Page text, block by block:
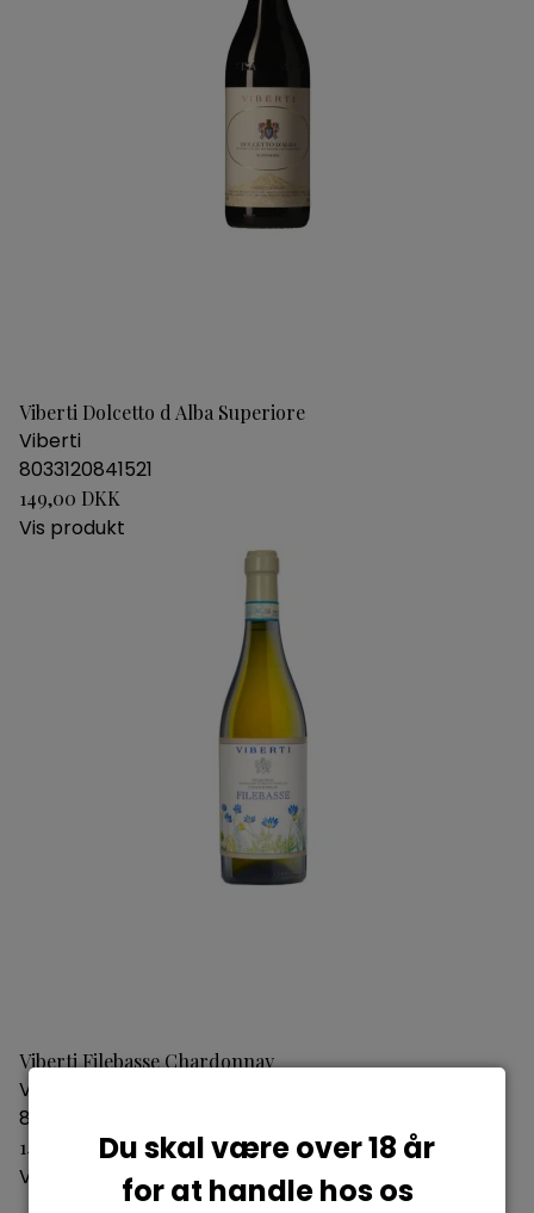
Du skal være over 18 år
for at handle hos os
Viberti Dolcetto d Alba Superiore
Viberti
8033120841521
149,00 DKK
Vis produkt
Viberti Filebasse Chardonnay
Viberti
8033120842320
149,00 DKK
Vis produkt